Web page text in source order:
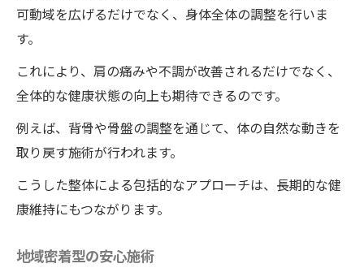
可動域を広げるだけでなく、身体全体の調整を行いま
す。
これにより、肩の痛みや不調が改善されるだけでなく、
全体的な健康状態の向上も期待できるのです。
例えば、背骨や骨盤の調整を通じて、体の自然な動きを
取り戻す施術が行われます。
こうした整体による包括的なアプローチは、長期的な健
康維持にもつながります。
地域密着型の安心施術